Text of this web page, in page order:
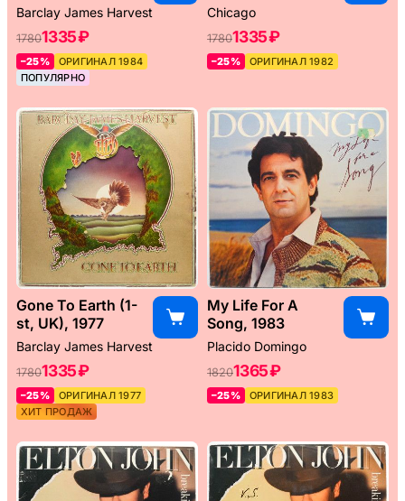
Barclay James Harvest
17801335 ₽
–25%
ОРИГИНАЛ 1984
ПОПУЛЯРНО
Chicago
17801335 ₽
–25% ОРИГИНАЛ 1982
Gone To Earth (1-
st, UK), 1977
Barclay James Harvest
17801335 ₽
–25%
ОРИГИНАЛ 1977
ХИТ ПРОДАЖ
My Life For A
Song, 1983
Placido Domingo
18201365 ₽
–25% ОРИГИНАЛ 1983